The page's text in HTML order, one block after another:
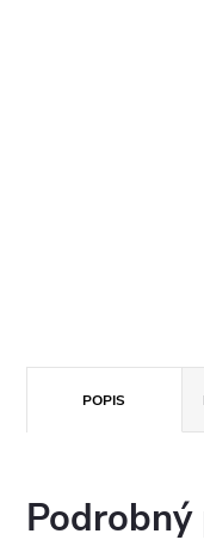
POPIS
Podrobný